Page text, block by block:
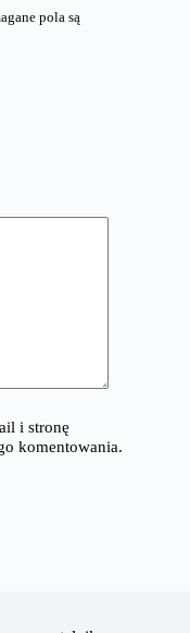
pola są
i stronę
komentowania.